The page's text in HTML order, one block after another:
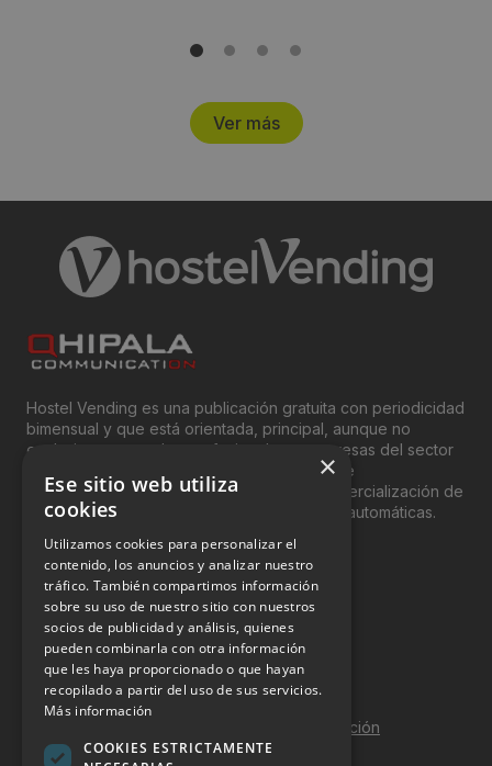
Ver más
Hostel Vending es una publicación gratuita con periodicidad
bimensual y que está orientada, principal, aunque no
exclusivamente, a los profesionales y empresas del sector
del “Vending”; nombre con el que se conoce
genéricamente entre profesionales a la comercialización de
productos y servicios a través de máquinas automáticas.
INFORMACIÓN LEGAL
Aviso Legal
Política de Privacidad
Política de Cookies
Política de calidad y seguridad de la información
×
Ese sitio web utiliza
cookies
Utilizamos cookies para personalizar el
contenido, los anuncios y analizar nuestro
tráfico. También compartimos información
sobre su uso de nuestro sitio con nuestros
socios de publicidad y análisis, quienes
pueden combinarla con otra información
que les haya proporcionado o que hayan
recopilado a partir del uso de sus servicios.
Más información
COOKIES ESTRICTAMENTE